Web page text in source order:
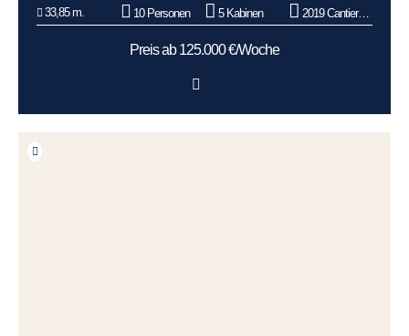
33,85 m. 10 Personen 5 Kabinen 2019 Cantiere Delle Marche
Preis ab 125.000 €/Woche